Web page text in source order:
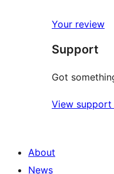
reviews
star
review
Your review
Support
Got
View support
About
News